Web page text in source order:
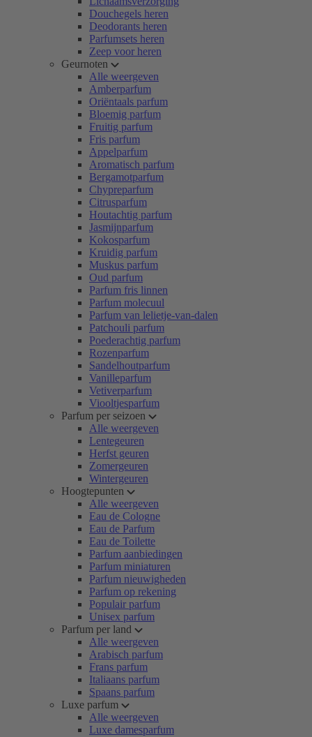
Douchegels heren
Deodorants heren
Parfumsets heren
Zeep voor heren
Geurnoten
Alle weergeven
Amberparfum
Oriëntaals parfum
Bloemig parfum
Fruitig parfum
Fris parfum
Appelparfum
Aromatisch parfum
Bergamotparfum
Chypreparfum
Citrusparfum
Houtachtig parfum
Jasmijnparfum
Kokosparfum
Kruidig parfum
Muskus parfum
Oud parfum
Parfum fris linnen
Parfum molecuul
Parfum van lelietje-van-dalen
Patchouli parfum
Poederachtig parfum
Rozenparfum
Sandelhoutparfum
Vanilleparfum
Vetiverparfum
Viooltjesparfum
Parfum per seizoen
Alle weergeven
Lentegeuren
Herfst geuren
Zomergeuren
Wintergeuren
Hoogtepunten
Alle weergeven
Eau de Cologne
Eau de Parfum
Eau de Toilette
Parfum aanbiedingen
Parfum miniaturen
Parfum nieuwigheden
Parfum op rekening
Populair parfum
Unisex parfum
Parfum per land
Alle weergeven
Arabisch parfum
Frans parfum
Italiaans parfum
Spaans parfum
Luxe parfum
Alle weergeven
Luxe damesparfum